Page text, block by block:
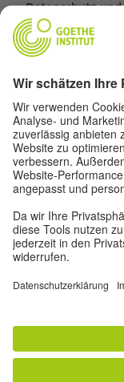
Datenschutz
Diese Website
Daten